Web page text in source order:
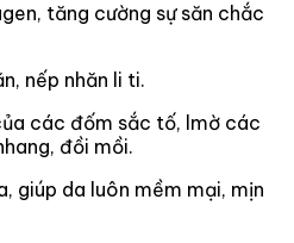
tăng cường sự săn chắc
nếp nhăn li ti.
các đốm sắc tố, lmờ các
đồi mồi.
giúp da luôn mềm mại, mịn